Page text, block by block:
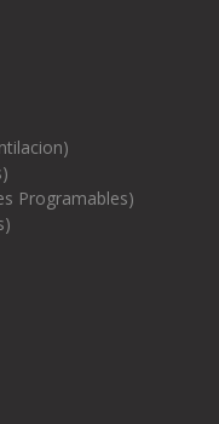
Programables)